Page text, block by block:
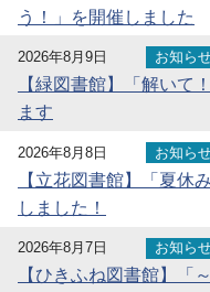
う！」を開催しました
2026年8月9日 お知ら
【緑図書館】「解いて
ます
2026年8月8日 お知ら
【立花図書館】「夏休
しました！
2026年8月7日 お知ら
【ひきふね図書館】